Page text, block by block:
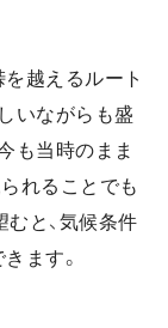
越えるルート
いながらも盛
も当時のまま
れることでも
と、気候条件
ます。